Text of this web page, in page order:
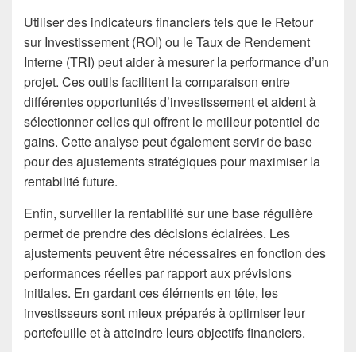
Utiliser des indicateurs financiers tels que le Retour
sur Investissement (ROI) ou le Taux de Rendement
Interne (TRI) peut aider à mesurer la performance d’un
projet. Ces outils facilitent la comparaison entre
différentes opportunités d’investissement et aident à
sélectionner celles qui offrent le meilleur potentiel de
gains. Cette analyse peut également servir de base
pour des ajustements stratégiques pour maximiser la
rentabilité future.
Enfin, surveiller la rentabilité sur une base régulière
permet de prendre des décisions éclairées. Les
ajustements peuvent être nécessaires en fonction des
performances réelles par rapport aux prévisions
initiales. En gardant ces éléments en tête, les
investisseurs sont mieux préparés à optimiser leur
portefeuille et à atteindre leurs objectifs financiers.